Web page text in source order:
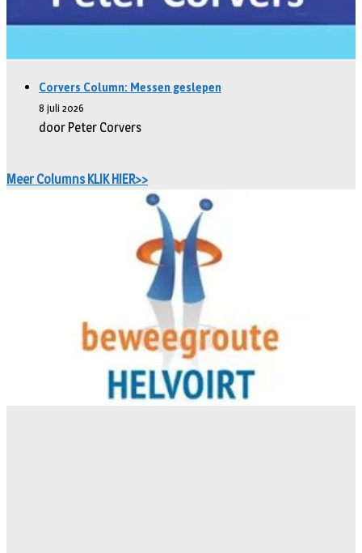
Corvers Column: Messen geslepen
8 juli 2026
door Peter Corvers
Meer Columns KLIK HIER>>